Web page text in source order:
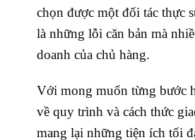
chọn được một đối tác thực
là những lỗi căn bản mà
doanh của chủ hàng.
Với mong muốn từng bước
về quy trình và cách thức
mang lại những tiện ích tối